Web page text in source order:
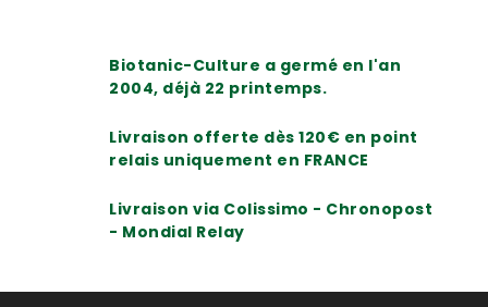
Biotanic-Culture a germé en l'an
2004, déjà 22 printemps.
Livraison offerte dès 120€ en point
relais uniquement en FRANCE
Livraison via Colissimo - Chronopost
- Mondial Relay